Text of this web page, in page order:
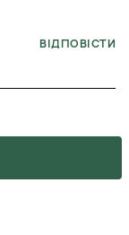
ВІДПОВІСТИ
сыворотку!